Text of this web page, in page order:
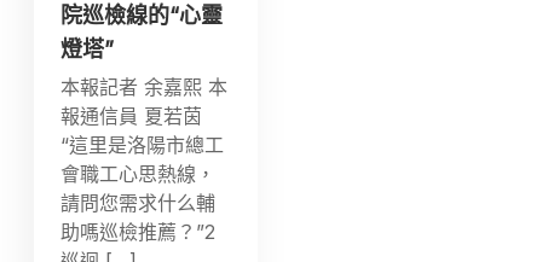
院巡檢線的“心靈
燈塔”
本報記者 余嘉熙 本
報通信員 夏若茵
“這里是洛陽市總工
會職工心思熱線，
請問您需求什么輔
助嗎巡檢推薦？”2